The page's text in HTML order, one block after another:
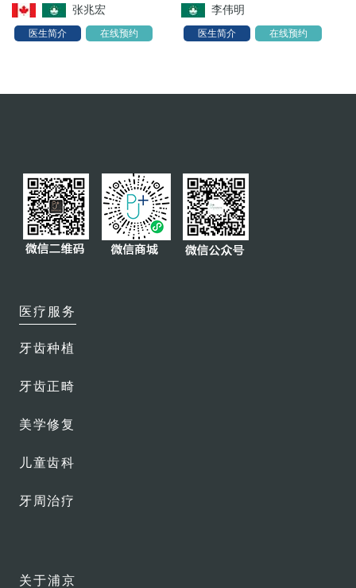
树脂补牙
复杂拔牙
微创复杂拔牙
瓷贴面
牙冠及牙桥
智齿拔除
牙齿美白
会员俱乐部
张兆宏
医生简介 在线预约
李伟明
医生简介 在线预约
医疗服务
牙齿种植
牙齿正畸
美学修复
儿童齿科
牙周治疗
关于浦京